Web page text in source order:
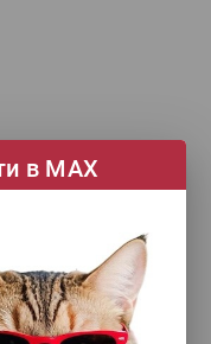
— первая в
представление о
проследить
с подвижным и
высечки.
насколько важное
многих
в МАХ